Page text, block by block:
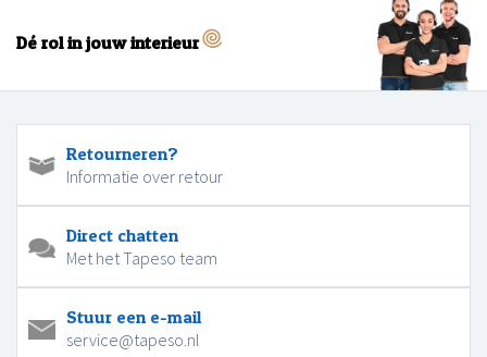
Dé rol in jouw interieur
Retourneren?
Informatie over retour
Direct chatten
Met het Tapeso team
Stuur een e-mail
service@tapeso.nl